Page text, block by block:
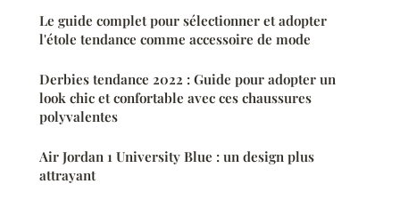
Le guide complet pour sélectionner et adopter
l'étole tendance comme accessoire de mode
Derbies tendance 2022 : Guide pour adopter un
look chic et confortable avec ces chaussures
polyvalentes
Air Jordan 1 University Blue : un design plus
attrayant